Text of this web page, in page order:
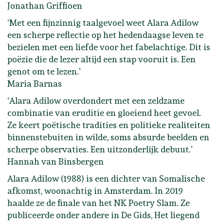
Jonathan Griffioen
‘Met een fijnzinnig taalgevoel weet Alara Adilow
een scherpe reflectie op het hedendaagse leven te
bezielen met een liefde voor het fabelachtige. Dit is
poëzie die de lezer altijd een stap vooruit is. Een
genot om te lezen.’
Maria Barnas
‘Alara Adilow overdondert met een zeldzame
combinatie van eruditie en gloeiend heet gevoel.
Ze keert poëtische tradities en politieke realiteiten
binnenstebuiten in wilde, soms absurde beelden en
scherpe observaties. Een uitzonderlijk debuut.’
Hannah van Binsbergen
Alara Adilow (1988) is een dichter van Somalische
afkomst, woonachtig in Amsterdam. In 2019
haalde ze de finale van het NK Poetry Slam. Ze
publiceerde onder andere in De Gids, Het liegend